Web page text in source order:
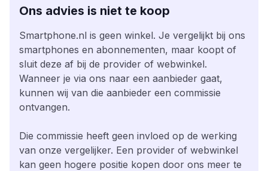
Ons advies is niet te koop
Smartphone.nl is geen winkel. Je vergelijkt bij ons
smartphones en abonnementen, maar koopt of
sluit deze af bij de provider of webwinkel.
Wanneer je via ons naar een aanbieder gaat,
kunnen wij van die aanbieder een commissie
ontvangen.
Die commissie heeft geen invloed op de werking
van onze vergelijker. Een provider of webwinkel
kan geen hogere positie kopen door ons meer te